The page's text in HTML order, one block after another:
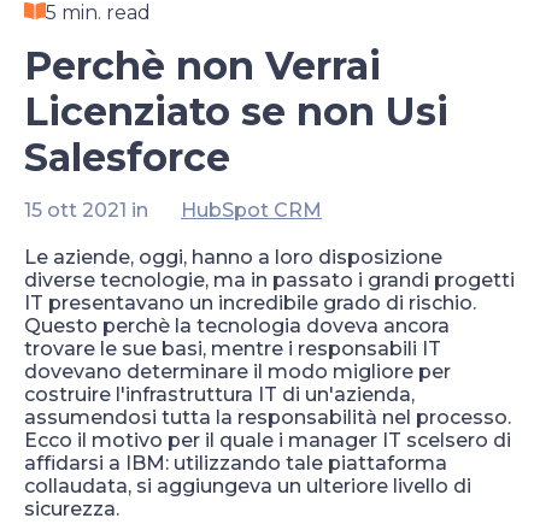
5 min. read
Perchè non Verrai
Licenziato se non Usi
Salesforce
15 ott 2021 in HubSpot CRM
Le aziende, oggi, hanno a loro disposizione
diverse tecnologie, ma in passato i grandi progetti
IT presentavano un incredibile grado di rischio.
Questo perchè la tecnologia doveva ancora
trovare le sue basi, mentre i responsabili IT
dovevano determinare il modo migliore per
costruire l'infrastruttura IT di un'azienda,
assumendosi tutta la responsabilità nel processo.
Ecco il motivo per il quale i manager IT scelsero di
affidarsi a IBM: utilizzando tale piattaforma
collaudata, si aggiungeva un ulteriore livello di
sicurezza.